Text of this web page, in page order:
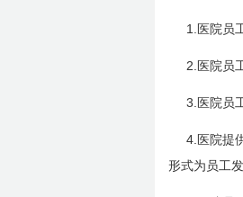
1. 医院员
2. 医院员
3. 医院员
4. 医院提
形式为员工